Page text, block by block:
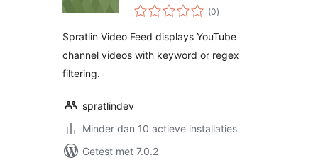
(0totaal
waarderingen
)
Spratlin Video Feed displays YouTube
channel videos with keyword or regex
filtering.
spratlindev
Minder dan 10 actieve installaties
Getest met 7.0.2